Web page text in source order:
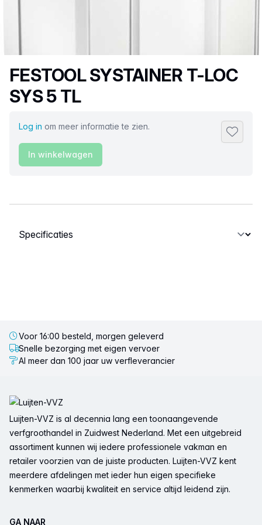
Productnaam
FESTOOL SYSTAINER T-LOC
SYS 5 TL
Log in om meer informatie te zien.
In winkelwagen
Selecteer een tabblad
Voor 16:00 besteld, morgen geleverd
Snelle bezorging met eigen vervoer
Al meer dan 100 jaar uw verfleverancier
Luijten-VVZ is al decennia lang een toonaangevende
verfgroothandel in Zuidwest Nederland. Met een uitgebreid
assortiment kunnen wij iedere professionele vakman en
retailer voorzien van de juiste producten. Luijten-VVZ kent
meerdere afdelingen met ieder hun eigen specifieke
kenmerken waarbij kwaliteit en service altijd leidend zijn.
GA NAAR